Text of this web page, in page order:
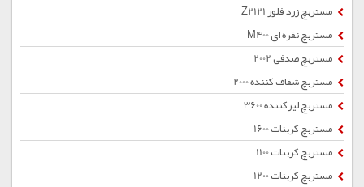
مستربچ زرد فلور Z2121
مستربچ نقره ای M400
مستربچ صدفی 2002
مستربچ شفاف کننده 2000
مستربچ لیزکننده 3600
مستربچ کربنات 1600
مستربچ کربنات 1100
مستربچ کربنات 1200